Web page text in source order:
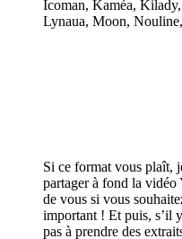
Icoman, Kaméa,
Lynaua, Moon,
Si ce format vous plaît,
partager à fond la vidéo
de vous si vous
important ! Et puis, s’il
pas à prendre des